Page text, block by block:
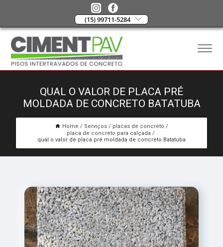
(15) 99711-5284
QUAL O VALOR DE PLACA PRÉ
MOLDADA DE CONCRETO BATATUBA
Home Serviços
placas de concreto
placa de concreto para calçada
qual o valor de placa pré moldada de concreto Batatuba